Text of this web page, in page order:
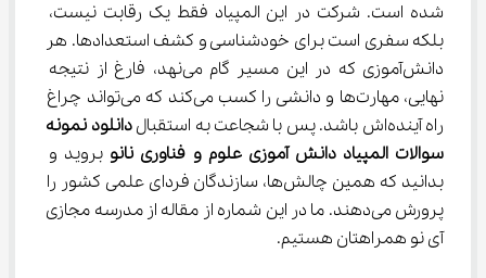
شده است. شرکت در این المپیاد فقط یک رقابت نیست،
بلکه سفری است برای خودشناسی و کشف استعدادها. هر
دانش‌آموزی که در این مسیر گام می‌نهد، فارغ از نتیجه
نهایی، مهارت‌ها و دانشی را کسب می‌کند که می‌تواند چراغ
راه آینده‌اش باشد. پس با شجاعت به استقبال
دانلود نمونه
سوالات المپیاد دانش آموزی علوم و فناوری نانو بروید و
بدانید که همین چالش‌ها، سازندگان فردای علمی کشور را
پرورش می‌دهند. ما در این شماره از مقاله از مدرسه مجازی
آی نو همراهتان هستیم.